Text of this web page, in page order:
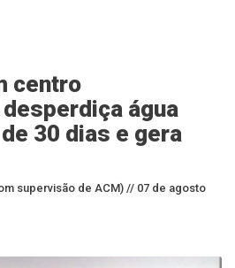
centro
água
30 dias e gera
supervisão de ACM) // 07 de agosto